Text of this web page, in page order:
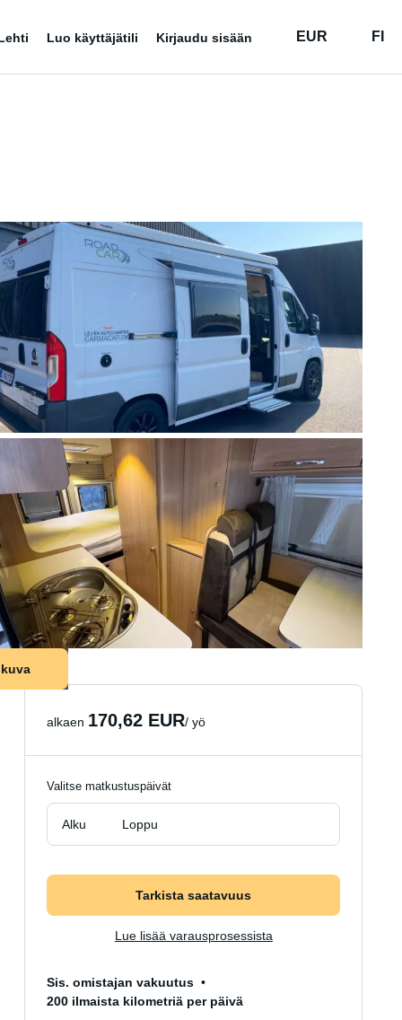
Luo käyttäjätili Kirjaudu sisään EUR FI
alkaen 170,62 EUR/ yö
Valitse matkustuspäivät
Alku Loppu
Tarkista saatavuus
Lue lisää varausprosessista
Sis. omistajan vakuutus
200 ilmaista kilometriä per päivä